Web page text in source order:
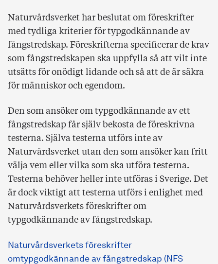
Naturvårdsverket har beslutat om föreskrifter
med tydliga kriterier för typgodkännande av
fångstredskap. Föreskrifterna specificerar de krav
som fångstredskapen ska uppfylla så att vilt inte
utsätts för onödigt lidande och så att de är säkra
för människor och egendom.
Den som ansöker om typgodkännande av ett
fångstredskap får själv bekosta de föreskrivna
testerna. Själva testerna utförs inte av
Naturvårdsverket utan den som ansöker kan fritt
välja vem eller vilka som ska utföra testerna.
Testerna behöver heller inte utföras i Sverige. Det
är dock viktigt att testerna utförs i enlighet med
Naturvårdsverkets föreskrifter om
typgodkännande av fångstredskap.
Naturvårdsverkets föreskrifter
omtypgodkännande av fångstredskap (NFS